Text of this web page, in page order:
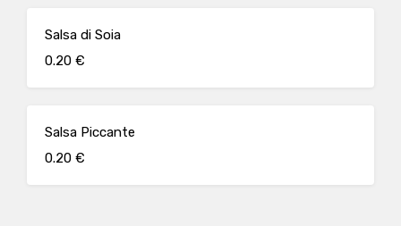
Salsa di Soia
0.20 €
Salsa Piccante
0.20 €